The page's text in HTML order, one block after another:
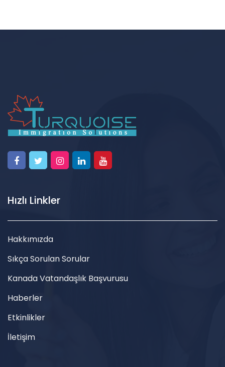
Hızlı Linkler
Hakkımızda
Sıkça Sorulan Sorular
Kanada Vatandaşlık Başvurusu
Haberler
Etkinlikler
İletişim